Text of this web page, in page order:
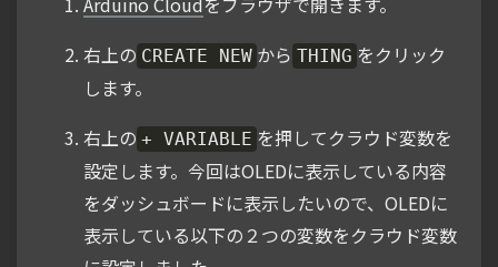
右上の CREATE NEW から THING をクリック
します。
右上の + VARIABLE を押してクラウド変数を
設定します。今回はOLEDに表示している内容
をダッシュボードに表示したいので、OLEDに
表示している以下の２つの変数をクラウド変数